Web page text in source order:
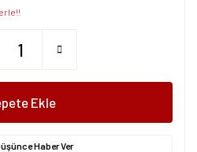
Ekle
Haber Ver